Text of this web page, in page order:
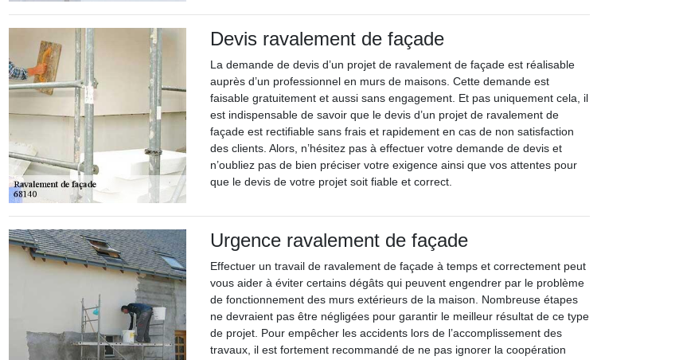
Devis ravalement de façade
La demande de devis d’un projet de ravalement de façade est réalisable
auprès d’un professionnel en murs de maisons. Cette demande est
faisable gratuitement et aussi sans engagement. Et pas uniquement cela, il
est indispensable de savoir que le devis d’un projet de ravalement de
façade est rectifiable sans frais et rapidement en cas de non satisfaction
des clients. Alors, n’hésitez pas à effectuer votre demande de devis et
n’oubliez pas de bien préciser votre exigence ainsi que vos attentes pour
que le devis de votre projet soit fiable et correct.
Urgence ravalement de façade
Effectuer un travail de ravalement de façade à temps et correctement peut
vous aider à éviter certains dégâts qui peuvent engendrer par le problème
de fonctionnement des murs extérieurs de la maison. Nombreuse étapes
ne devraient pas être négligées pour garantir le meilleur résultat de ce type
de projet. Pour empêcher les accidents lors de l’accomplissement des
travaux, il est fortement recommandé de ne pas ignorer la coopération